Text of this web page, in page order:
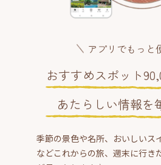
アプリでもっと
おすすめスポット
あたらしい情報を
季節の景色や名所、おいしいス
などこれからの旅、週末に行き